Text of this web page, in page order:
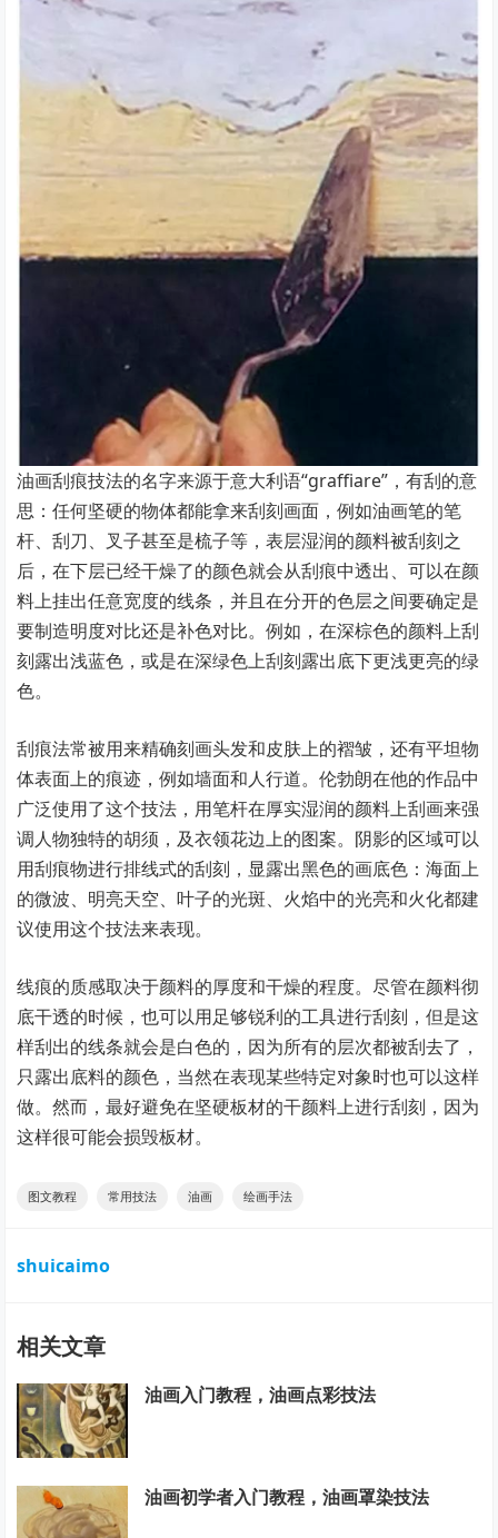
油画刮痕技法的名字来源于意大利语“graffiare”，有刮的意
思：任何坚硬的物体都能拿来刮刻画面，例如油画笔的笔
杆、刮刀、叉子甚至是梳子等，表层湿润的颜料被刮刻之
后，在下层已经干燥了的颜色就会从刮痕中透出、可以在颜
料上挂出任意宽度的线条，并且在分开的色层之间要确定是
要制造明度对比还是补色对比。例如，在深棕色的颜料上刮
刻露出浅蓝色，或是在深绿色上刮刻露出底下更浅更亮的绿
色。
刮痕法常被用来精确刻画头发和皮肤上的褶皱，还有平坦物
体表面上的痕迹，例如墙面和人行道。伦勃朗在他的作品中
广泛使用了这个技法，用笔杆在厚实湿润的颜料上刮画来强
调人物独特的胡须，及衣领花边上的图案。阴影的区域可以
用刮痕物进行排线式的刮刻，显露出黑色的画底色：海面上
的微波、明亮天空、叶子的光斑、火焰中的光亮和火化都建
议使用这个技法来表现。
线痕的质感取决于颜料的厚度和干燥的程度。尽管在颜料彻
底干透的时候，也可以用足够锐利的工具进行刮刻，但是这
样刮出的线条就会是白色的，因为所有的层次都被刮去了，
只露出底料的颜色，当然在表现某些特定对象时也可以这样
做。然而，最好避免在坚硬板材的干颜料上进行刮刻，因为
这样很可能会损毁板材。
图文教程 常用技法 油画 绘画手法
shuicaimo
相关文章
油画入门教程，油画点彩技法
油画初学者入门教程，油画罩染技法